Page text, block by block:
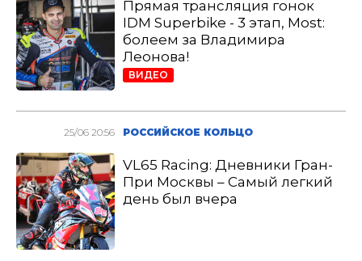
Прямая трансляция гонок
IDM Superbike - 3 этап, Most:
болеем за Владимира
Леонова!
ВИДЕО
25/06 20:56 РОССИЙСКОЕ КОЛЬЦО
VL65 Racing: Дневники Гран-
При Москвы – Самый легкий
день был вчера